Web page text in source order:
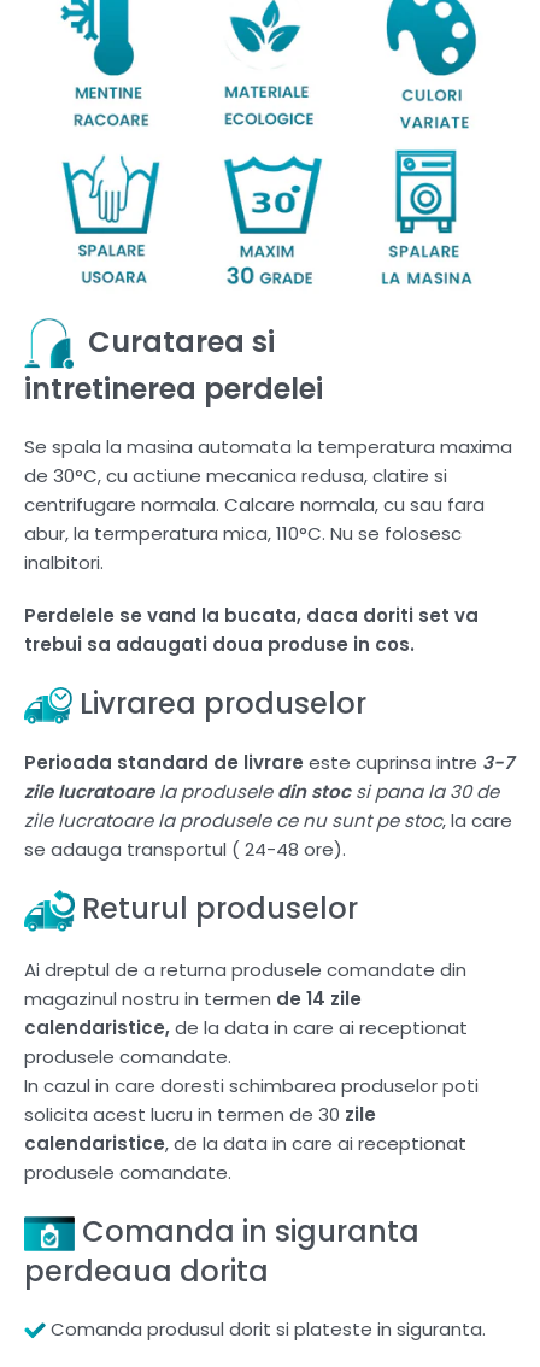
Curatarea si
intretinerea perdelei
Se spala la masina automata la temperatura maxima
de 30°C, cu actiune mecanica redusa, clatire si
centrifugare normala. Calcare normala, cu sau fara
abur, la termperatura mica, 110°C. Nu se folosesc
inalbitori.
Perdelele se vand la bucata, daca doriti set va
trebui sa adaugati doua produse in cos.
Livrarea produselor
Perioada standard de livrare este cuprinsa intre 3-7
zile lucratoarela produseledin stocsi pana la 30 de
zile lucratoare la produsele ce nu sunt pe stoc, la care
se adauga transportul ( 24-48 ore).
Returul produselor
Ai dreptul de a returna produsele comandate din
magazinul nostru in termen de 14 zile
calendaristice,de la data in care ai receptionat
produsele comandate.
In cazul in care doresti schimbarea produselor poti
solicita acest lucru in termen de 30 zile
calendaristice, de la data in care ai receptionat
produsele comandate.
Comanda in siguranta
perdeaua dorita
Comanda produsul dorit si plateste in siguranta.